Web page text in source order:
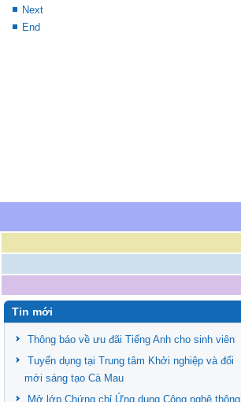
Next
End
Tin mới
Thông báo về ưu đãi Tiếng Anh cho sinh viên
Tuyển dụng tại Trung tâm Khởi nghiệp và đổi
mới sáng tạo Cà Mau
Mở lớp Chứng chỉ Ứng dụng Công nghệ thông